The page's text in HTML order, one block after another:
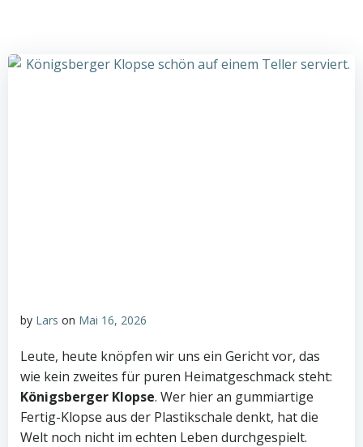
by Lars on Mai 16, 2026
Leute, heute knöpfen wir uns ein Gericht vor, das
wie kein zweites für puren Heimatgeschmack steht:
Königsberger Klopse. Wer hier an gummiartige
Fertig-Klopse aus der Plastikschale denkt, hat die
Welt noch nicht im echten Leben durchgespielt.